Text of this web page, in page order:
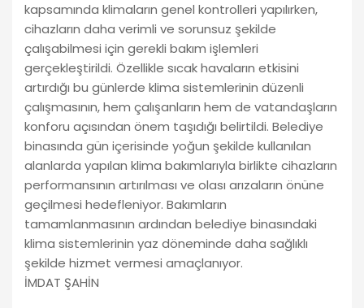
kapsamında klimaların genel kontrolleri yapılırken,
cihazların daha verimli ve sorunsuz şekilde
çalışabilmesi için gerekli bakım işlemleri
gerçekleştirildi. Özellikle sıcak havaların etkisini
artırdığı bu günlerde klima sistemlerinin düzenli
çalışmasının, hem çalışanların hem de vatandaşların
konforu açısından önem taşıdığı belirtildi. Belediye
binasında gün içerisinde yoğun şekilde kullanılan
alanlarda yapılan klima bakımlarıyla birlikte cihazların
performansının artırılması ve olası arızaların önüne
geçilmesi hedefleniyor. Bakımların
tamamlanmasının ardından belediye binasındaki
klima sistemlerinin yaz döneminde daha sağlıklı
şekilde hizmet vermesi amaçlanıyor.
İMDAT ŞAHİN